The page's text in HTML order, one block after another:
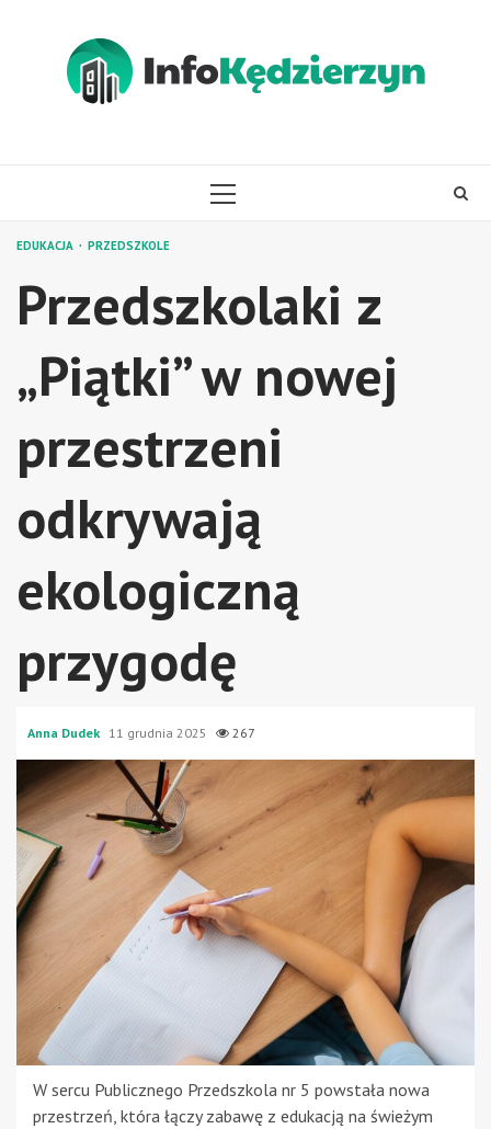
PRIMARY
EDUKACJA PRZEDSZKOLE
Przedszkolaki z
„Piątki” w nowej
przestrzeni
odkrywają
ekologiczną
przygodę
Anna Dudek 11 grudnia 2025 267
W sercu Publicznego Przedszkola nr 5 powstała nowa
przestrzeń, która łączy zabawę z edukacją na świeżym